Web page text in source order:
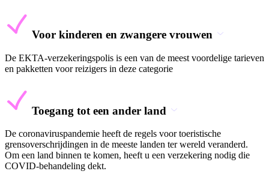
Voor kinderen en zwangere vrouwen
De EKTA-verzekeringspolis is een van de meest voordelige tarieven
en pakketten voor reizigers in deze categorie
Toegang tot een ander land
De coronaviruspandemie heeft de regels voor toeristische
grensoverschrijdingen in de meeste landen ter wereld veranderd.
Om een land binnen te komen, heeft u een verzekering nodig die
COVID-behandeling dekt.